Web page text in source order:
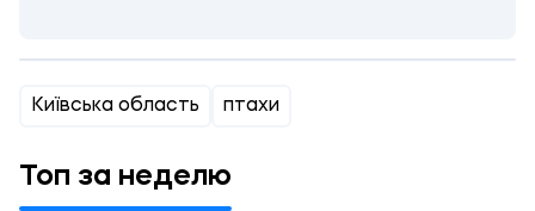
Київська область птахи
Топ за неделю